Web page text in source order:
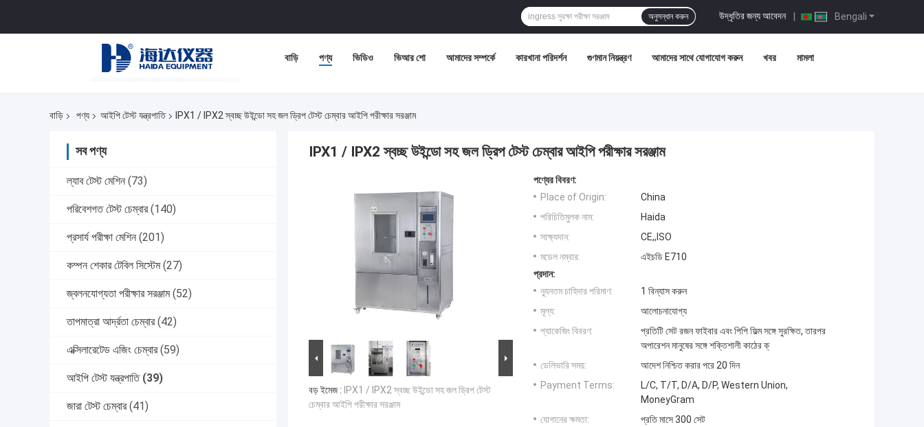
Bengali
উদ্ধৃতির জন্য আবেদন |
অনুসন্ধান করুন
বাড়ি পণ্য ভিডিও ভিআর শো আমাদের সম্পর্কে কারখানা পরিদর্শন গুণমান নিয়ন্ত্রণ আমাদের সাথে যোগাযোগ করুন খবর মামলা
বাড়ি পণ্য আইপি টেস্ট যন্ত্রপাতি IPX1 / IPX2 স্বচ্ছ উইন্ডো সহ জল ড্রিপ টেস্ট চেম্বার আইপি পরীক্ষার সরঞ্জাম
সব পণ্য
ল্যাব টেস্ট মেশিন (73)
পরিবেশগত টেস্ট চেম্বার (140)
প্রসার্য পরীক্ষা মেশিন (201)
কম্পন শেকার টেবিল সিস্টেম (27)
জ্বলনযোগ্যতা পরীক্ষার সরঞ্জাম (52)
তাপমাত্রা আর্দ্রতা চেম্বার (42)
এক্সিলারেটেড এজিং চেম্বার (59)
আইপি টেস্ট যন্ত্রপাতি (39)
জারা টেস্ট চেম্বার (41)
IPX1 / IPX2 স্বচ্ছ উইন্ডো সহ জল ড্রিপ টেস্ট চেম্বার আইপি পরীক্ষার সরঞ্জাম
বড় ইমেজ : IPX1 / IPX2 স্বচ্ছ উইন্ডো সহ জল ড্রিপ টেস্ট
চেম্বার আইপি পরীক্ষার সরঞ্জাম
পণ্যের বিবরণ:
Place of Origin:
China
পরিচিতিমুলক নাম:
Haida
সাক্ষ্যদান:
CE,,ISO
মডেল নম্বার:
এইচডি E710
প্রদান:
ন্যূনতম চাহিদার পরিমাণ:
1 বিন্যাস করুন
মূল্য:
আলোচনাযোগ্য
প্যাকেজিং বিবরণ:
প্রতিটি সেট রজন ফাইবার এবং পিপি ফিল্ম সঙ্গে সুরক্ষিত, তারপর
অপারেশন মানুষের সঙ্গে শক্তিশালী কাঠের ক্
ডেলিভারি সময়:
আদেশ নিশ্চিত করার পরে 20 দিন
Payment Terms:
L/C, T/T, D/A, D/P, Western Union,
MoneyGram
যোগানের ক্ষমতা:
প্রতি মাসে 300 সেট